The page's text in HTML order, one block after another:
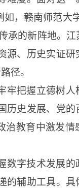
，赣南师范大
承的新阵地。
源、历史实证
径。
牢把握立德树人
历史发展、党
治教育中激发
数字技术发展的
的辅助工具。具